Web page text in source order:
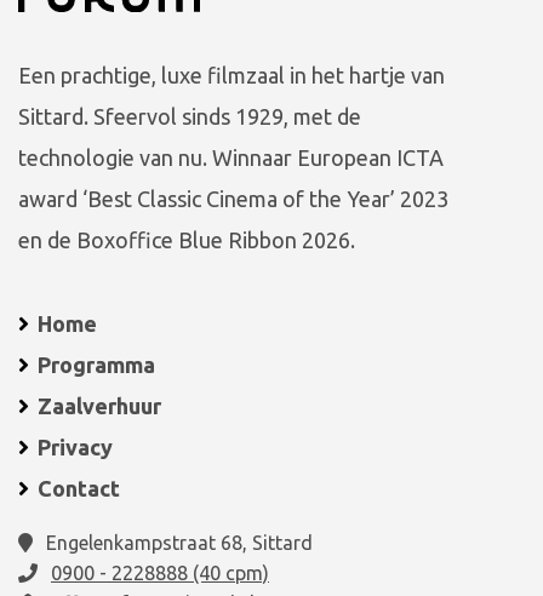
Een prachtige, luxe filmzaal in het hartje van
Sittard. Sfeervol sinds 1929, met de
technologie van nu. Winnaar European ICTA
award ‘Best Classic Cinema of the Year’ 2023
en de Boxoffice Blue Ribbon 2026.
Home
Programma
Zaalverhuur
Privacy
Contact
Engelenkampstraat 68, Sittard
0900 - 2228888 (40 cpm)